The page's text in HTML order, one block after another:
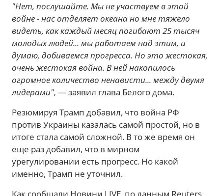
"Нет, послушайте. Мы не участвуем в этой
войне - нас отделяет океана но мне тяжело
видеть, как каждый месяц погибают 25 тысяч
молодых людей... мы работаем над этим, и
думаю, добиваемся прогресса. Но это жестокая,
очень жестокая война. В ней накопилось
огромное количество ненависти... между двумя
лидерами", — заявил глава Белого дома.
Резюмируя Трамп добавил, что война РФ
против Украины казалась самой простой, но в
итоге стала самой сложной. В то же время он
еще раз добавил, что в мирном
урегулировании есть прогресс. Но какой
именно, Трамп не уточнил.